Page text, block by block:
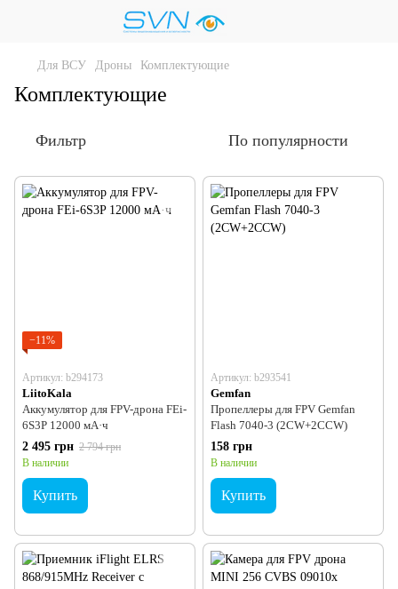
Для ВСУ Дроны Комплектующие
Комплектующие
Фильтр По популярности
−11%
Артикул: b294173
LiitoKala
Аккумулятор для FPV-дрона FEi-
6S3P 12000 мА·ч
2 495 грн 2 794 грн
В наличии
Купить
Артикул: b293541
Gemfan
Пропеллеры для FPV Gemfan
Flash 7040-3 (2CW+2CCW)
158 грн
В наличии
Купить